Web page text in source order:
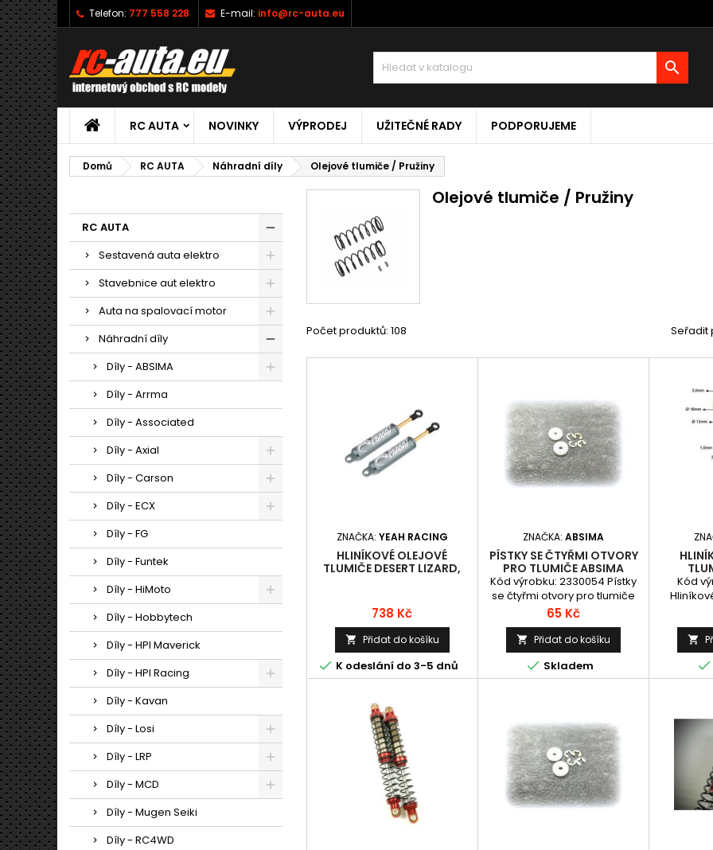
Telefon: 777 558 228 E-mail: info@rc-auta.eu

RC AUTA NOVINKY VÝPRODEJ UŽITEČNÉ RADY PODPORUJEME
Domů RC AUTA Náhradní díly Olejové tlumiče / Pružiny
RC AUTA
Sestavená auta elektro
Stavebnice aut elektro
Auta na spalovací motor
Náhradní díly
Díly - ABSIMA
Díly - Arrma
Díly - Associated
Díly - Axial
Díly - Carson
Díly - ECX
Díly - FG
Díly - Funtek
Díly - HiMoto
Díly - Hobbytech
Díly - HPI Maverick
Díly - HPI Racing
Díly - Kavan
Díly - Losi
Díly - LRP
Díly - MCD
Díly - Mugen Seiki
Díly - RC4WD
Olejové tlumiče / Pružiny
Počet produktů: 108 Seřadit
ZNAČKA: YEAH RACING
HLINÍKOVÉ OLEJOVÉ
TLUMIČE DESERT LIZARD,
Cena
738 Kč
 Přidat do košíku
 K odeslání do 3-5 dnů
ZNAČKA:ABSIMA
PÍSTKY SE ČTYŘMI OTVORY
PRO TLUMIČE ABSIMA
STANDARD, 2KS
Kód výrobku: 2330054 Pístky
se čtyřmi otvory pro tlumiče
Absima Standard, 2ks
Cena
65 Kč
 Přidat do košíku
 Skladem
1:10,
Kód
včetně

